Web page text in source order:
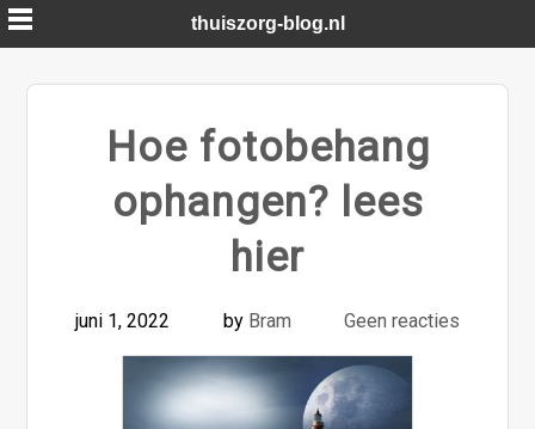
Skip
to
content
thuiszorg-blog.nl
Hoe fotobehang
ophangen? lees
hier
juni 1, 2022 by Bram Geen reacties